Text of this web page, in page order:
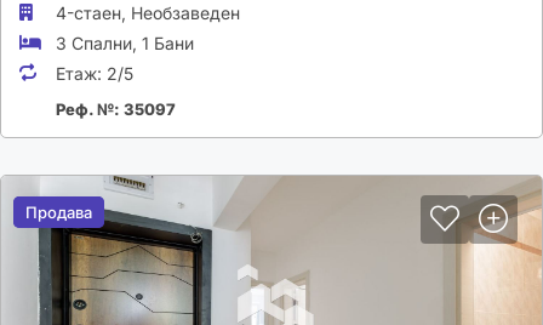
4-стаен, Необзаведен
3 Спални, 1 Бани
Етаж: 2/5
Реф. №: 35097
Продава
Продава